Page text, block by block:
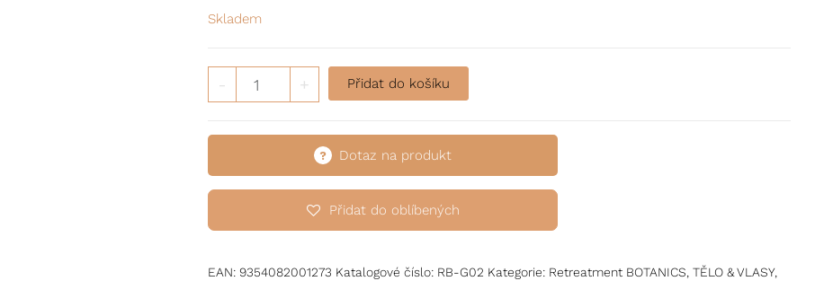
Skladem
- Exfoliační rukavice množství
+ Přidat do košíku
Dotaz na produkt
Přidat do oblíbených
EAN: 9354082001273 Katalogové číslo: RB-G02 Kategorie: Retreatment BOTANICS ,TĚLO & VLASY